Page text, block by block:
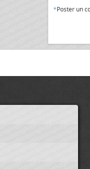
*Poster un